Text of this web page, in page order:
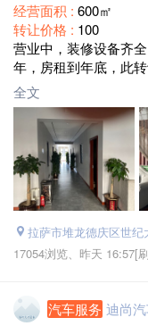
经营面积 : 600㎡
转让价格 : 100
营业中，装修设备齐
年，房租到年底，此
全文
拉萨市堆龙德庆区世纪
17054浏览、 昨天 16:57[
汽车服务 迪尚